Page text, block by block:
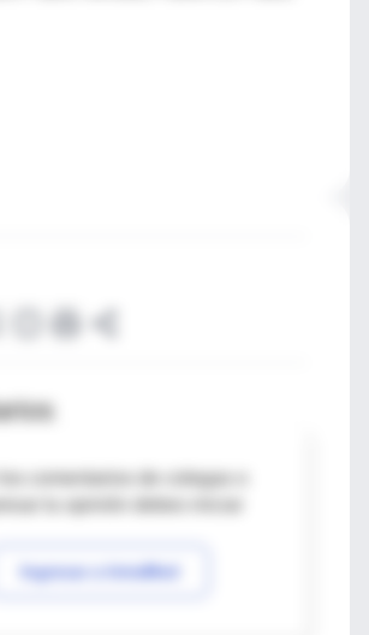
los comentarios de colegas o
Ingresar a IntraMed